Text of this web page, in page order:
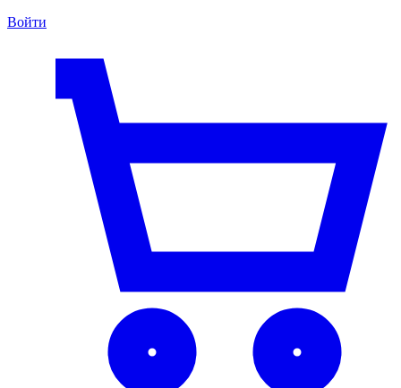
Войти